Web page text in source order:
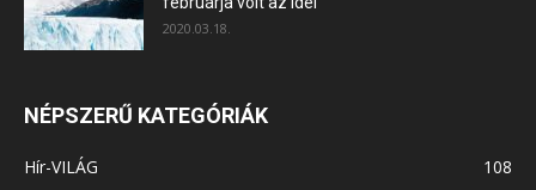
2020.03.18.
NÉPSZERŰ KATEGÓRIÁK
Hír-VILÁG
108